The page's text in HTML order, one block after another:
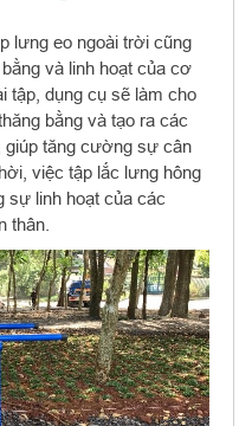
lưng eo ngoài trời cũng
và linh hoạt của cơ
tập, dụng cụ sẽ làm cho
bằng và tạo ra các
giúp tăng cường sự cân
việc tập lắc lưng hông
sự linh hoạt của các
thân.